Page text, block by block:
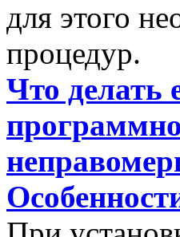
для этого
процедур.
Что делать